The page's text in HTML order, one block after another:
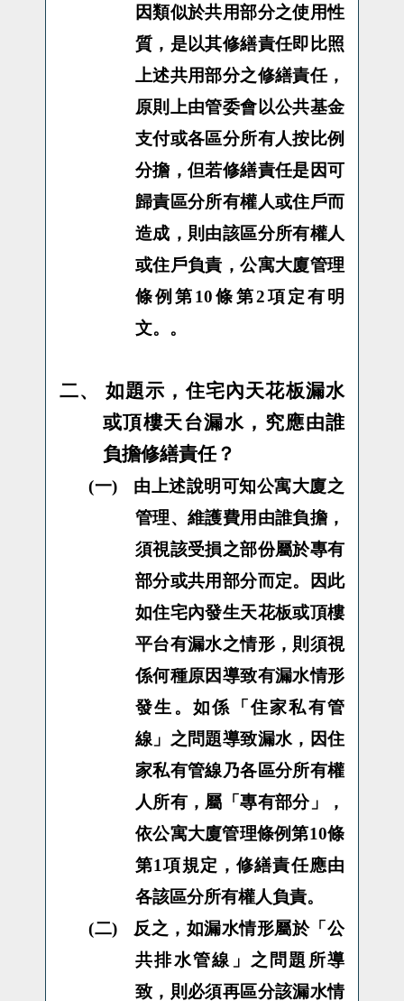
因類似於共用部分之使用性
質，是以其修繕責任即比照
上述共用部分之修繕責任，
原則上由管委會以公共基金
支付或各區分所有人按比例
分擔，但若修繕責任是因可
歸責區分所有權人或住戶而
造成，則由該區分所有權人
或住戶負責，公寓大廈管理
條例第10條第2項定有明
文。。
二、
如題示，住宅內天花板漏水
或頂樓天台漏水，究應由誰
負擔修繕責任？
(一)
由上述說明可知公寓大廈之
管理、維護費用由誰負擔，
須視該受損之部份屬於專有
部分或共用部分而定。因此
如住宅內發生天花板或頂樓
平台有漏水之情形，則須視
係何種原因導致有漏水情形
發生。如係「住家私有管
線」之問題導致漏水，因住
家私有管線乃各區分所有權
人所有，屬「專有部分」，
依公寓大廈管理條例第10條
第1項規定，修繕責任應由
各該區分所有權人負責。
(二)
反之， 如漏水情形屬於「公
共排水管線」之問題所導
致，則必須再區分該漏水情